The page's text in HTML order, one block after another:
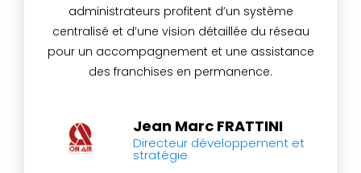
administrateurs profitent d’un système
centralisé et d’une vision détaillée du réseau
pour un accompagnement et une assistance
des franchises en permanence.
Jean Marc FRATTINI
Directeur développement et
stratégie